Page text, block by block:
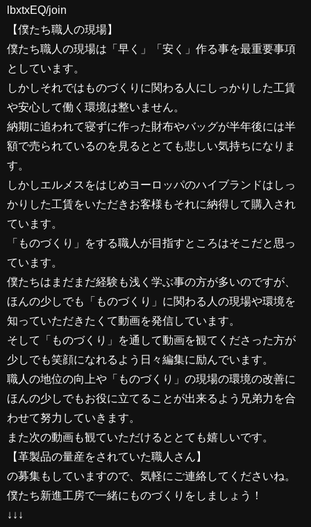
lbxtxEQ/join
【僕たち職人の現場】
僕たち職人の現場は「早く」「安く」作る事を最重要事項
としています。
しかしそれではものづくりに関わる人にしっかりした工賃
や安心して働く環境は整いません。
納期に追われて寝ずに作った財布やバッグが半年後には半
額で売られているのを見るととても悲しい気持ちになりま
す。
しかしエルメスをはじめヨーロッパのハイブランドはしっ
かりした工賃をいただきお客様もそれに納得して購入され
ています。
「ものづくり」をする職人が目指すところはそこだと思っ
ています。
僕たちはまだまだ経験も浅く学ぶ事の方が多いのですが、
ほんの少しでも「ものづくり」に関わる人の現場や環境を
知っていただきたくて動画を発信しています。
そして「ものづくり」を通して動画を観てくださった方が
少しでも笑顔になれるよう日々編集に励んでいます。
職人の地位の向上や「ものづくり」の現場の環境の改善に
ほんの少しでもお役に立てることが出来るよう兄弟力を合
わせて努力していきます。
また次の動画も観ていただけるととても嬉しいです。
【革製品の量産をされていた職人さん】
の募集もしていますので、気軽にご連絡してくださいね。
僕たち新進工房で一緒にものづくりをしましょう！
↓↓↓